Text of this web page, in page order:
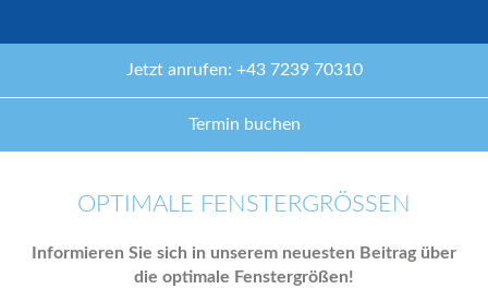
Jetzt anrufen: +43 7239 70310
Termin buchen
OPTIMALE FENSTERGRÖSSEN
Informieren Sie sich in unserem neuesten Beitrag über
die optimale Fenstergrößen!